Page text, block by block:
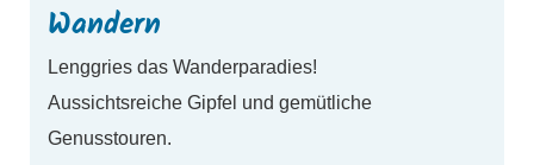
Wandern
Lenggries das Wanderparadies!
Aussichtsreiche Gipfel und gemütliche
Genusstouren.